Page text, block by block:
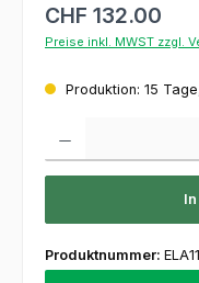
CHF 132.00
Preise inkl. MWST zzgl.
Produktion: 15
Produktnummer: